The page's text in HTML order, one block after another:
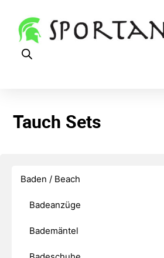
Tauch Sets
Baden / Beach
Badeanzüge
Bademäntel